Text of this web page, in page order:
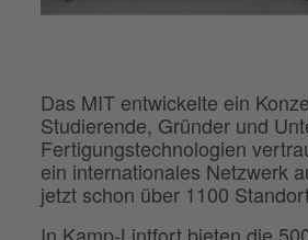
Das MIT entwickelte ein
Studierende, Gründer und
Fertigungstechnologien
ein internationales Netzwerk
jetzt schon über 1100